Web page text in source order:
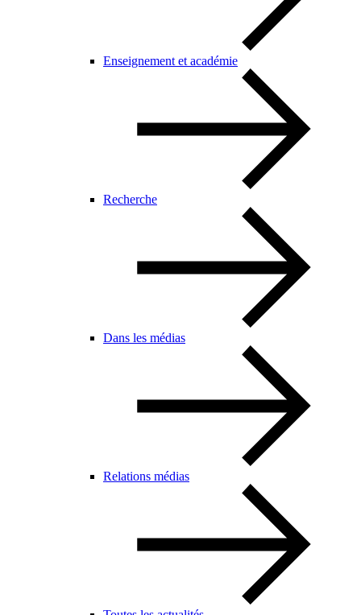
Enseignement et académie
Recherche
Dans les médias
Relations médias